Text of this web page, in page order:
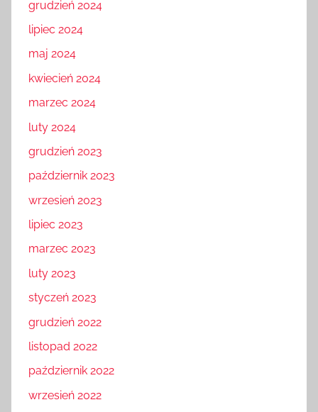
grudzień 2024
lipiec 2024
maj 2024
kwiecień 2024
marzec 2024
luty 2024
grudzień 2023
październik 2023
wrzesień 2023
lipiec 2023
marzec 2023
luty 2023
styczeń 2023
grudzień 2022
listopad 2022
październik 2022
wrzesień 2022